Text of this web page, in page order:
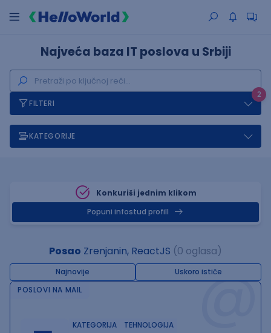
Najveća baza IT poslova u Srbiji
2
FILTERI
KATEGORIJE
Konkuriši jednim klikom
Popuni infostud profill
Posao Zrenjanin, ReactJS (0 oglasa)
Najnovije Uskoro ističe@
POSLOVI NA MAIL
KATEGORIJA
TEHNOLOGIJA